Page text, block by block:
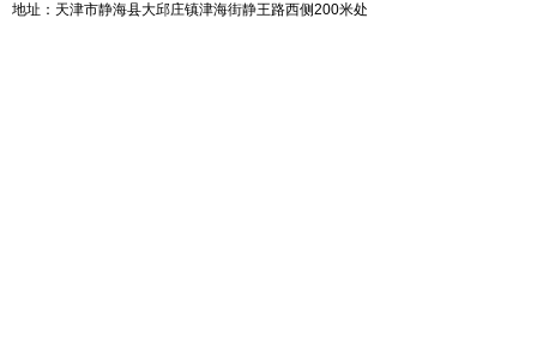
地址：天津市静海县大邱庄镇津海街静王路西侧200米处